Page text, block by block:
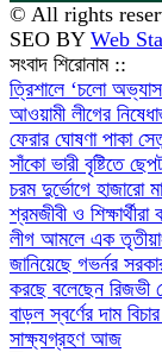
© All rights
SEO BY Web
সংবাদ শিরোনাম ::
‎ত্রিশালে ‘চলো
আওয়ামী লীগের
ফেরার ঘোষণা পাকা
সাঁকো ভারী বৃষ্টিতে
চরম দুর্ভোগে হাজারো
শ্রমজীবী ও শিক্ষার্থীরা
লীগ আমলে এক
জানিয়েছে গভর্নর
করছে বলেছেন রিজভী
বাড়ল স্বর্ণের দাম
সাক্ষ্যগ্রহণ আজ